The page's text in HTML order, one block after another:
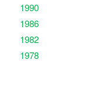
1990
1986
1982
1978